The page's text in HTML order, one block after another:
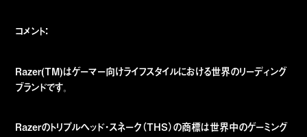
コメント：
Razer(TM)はゲーマー向けライフスタイルにおける世界のリーディング
ブランドです。
Razerのトリプルヘッド・スネーク（THS）の商標は世界中のゲーミング